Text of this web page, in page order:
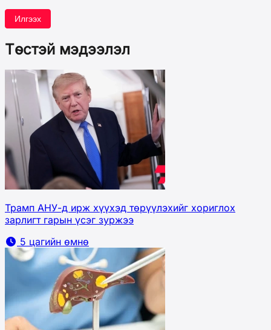
Илгээх
Төстэй мэдээлэл
Трамп АНУ-д ирж хүүхэд төрүүлэхийг хориглох
зарлигт гарын үсэг зуржээ
5 цагийн өмнө